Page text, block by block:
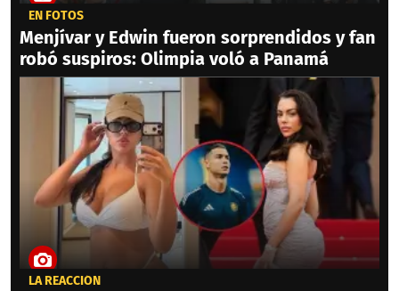
EN FOTOS
Menjívar y Edwin fueron sorprendidos y fan
robó suspiros: Olimpia voló a Panamá
LA REACCIÓN